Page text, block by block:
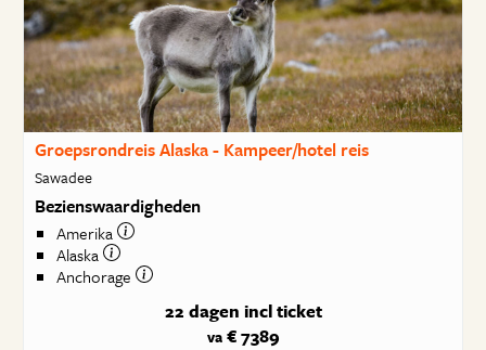
Groepsrondreis Alaska - Kampeer/hotel reis
Sawadee
Bezienswaardigheden
Amerika
Alaska
Anchorage
22 dagen incl ticket
va€ 7389